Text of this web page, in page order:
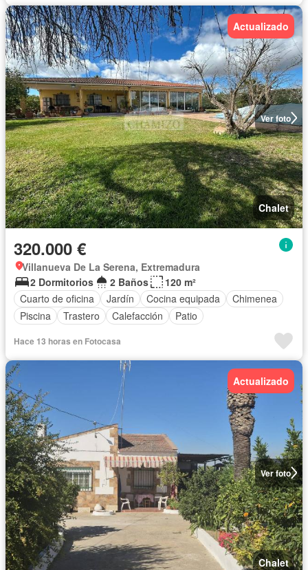
Ver foto
Actualizado
Chalet
320.000 €
Villanueva De La Serena, Extremadura
2 Dormitorios
2 Baños
120 m²
Cuarto de oficina
Jardín Cocina equipada
Chimenea
Piscina
Trastero Calefacción Patio
Hace 13 horas en Fotocasa
Ver foto
Actualizado
Chalet